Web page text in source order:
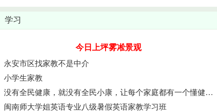
学习
今日上坪雾凇景观
永安市区找家教不是中介
小学生家教
没有全民健康，就没有全民小康，让每个家庭都有一个懂健康的人。
闽南师大学姐英语专业八级暑假英语家教学习班